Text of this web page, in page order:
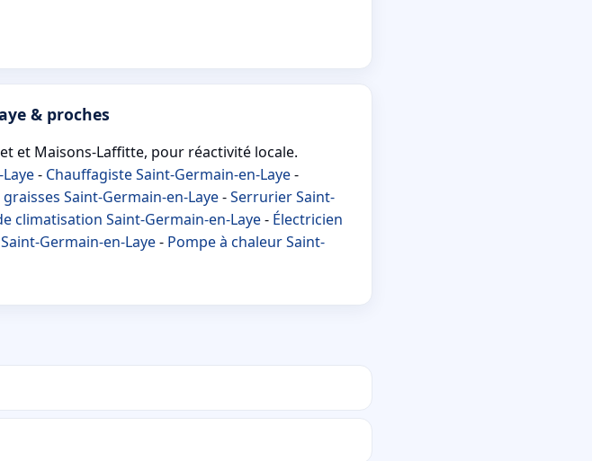
& proches
et Maisons-Laffitte, pour réactivité locale.
- Chauffagiste Saint-Germain-en-Laye-
Saint-Germain-en-Laye-Serrurier Saint-
climatisation Saint-Germain-en-Laye- Électricien
Germain-en-Laye- Pompe à chaleur Saint-